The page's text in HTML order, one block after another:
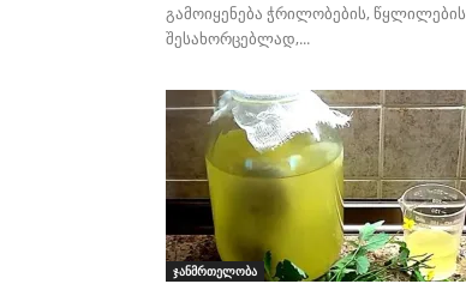
გამოიყენება ჭრილობების, წყლილების
შესახორცებლად,...
ჯანმრთელობა